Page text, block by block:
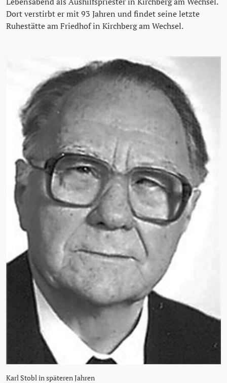
Dort verstirbt er mit 93 Jahren und findet seine letzte
Ruhestätte am Friedhof in Kirchberg am Wechsel.
Karl Stobl in späteren Jahren